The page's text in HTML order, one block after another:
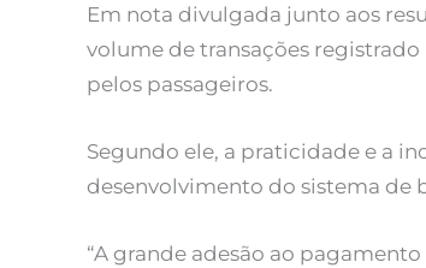
Em nota divulgada junto aos
volume de transações
pelos passageiros.
Segundo ele, a praticidade e a
desenvolvimento do sistema de
“A grande adesão ao